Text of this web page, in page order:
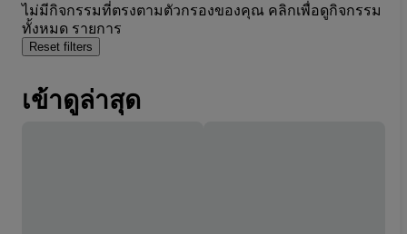
ไม่มีกิจกรรมที่ตรงตามตัวกรองของคุณ คลิกเพื่อดูกิจกรรม
ทั้งหมด รายการ
Reset filters
เข้าดูล่าสุด